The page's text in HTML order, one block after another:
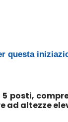
questa
5 posti,
ad altezze